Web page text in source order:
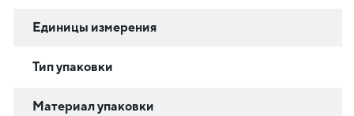
Единицы измерения
Тип упаковки
Материал упаковки